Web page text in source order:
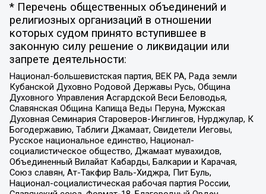
* Перечень общественных объединений и
религиозных организаций в отношении
которых судом принято вступившее в
законную силу решение о ликвидации или
запрете деятельности:
Национал-большевистская партия, ВЕК РА, Рада земли
Кубанской Духовно Родовой Державы Русь, Община
Духовного Управления Асгардской Веси Беловодья,
Славянская Община Капища Веды Перуна, Мужская
Духовная Семинария Староверов-Инглингов, Нурджулар, К
Богодержавию, Таблиги Джамаат, Свидетели Иеговы,
Русское национальное единство, Национал-
социалистическое общество, Джамаат мувахидов,
Объединенный Вилайат Кабарды, Балкарии и Карачая,
Союз славян, Ат-Такфир Валь-Хиджра, Пит Буль,
Национал-социалистическая рабочая партия России,